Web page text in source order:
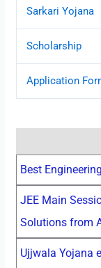
Sarkari Yojana
Scholarship
Application
Best
JEE Main
Solutions from
Ujjwala Yojana